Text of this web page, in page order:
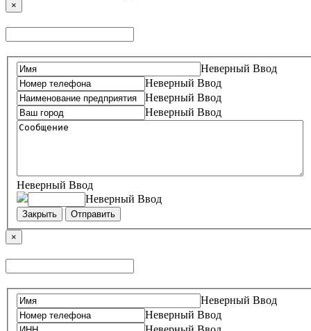
×
Неверный Ввод
Неверный Ввод
Неверный Ввод
Неверный Ввод
Неверный Ввод
Неверный Ввод
Закрыть Отправить
×
Неверный Ввод
Неверный Ввод